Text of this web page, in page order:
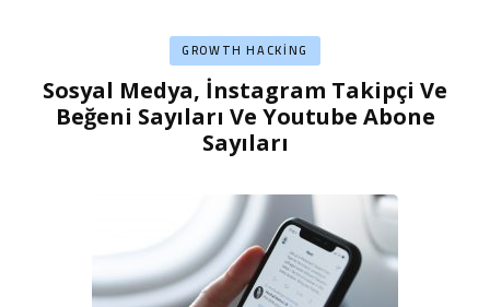
GROWTH HACKING
Sosyal Medya, İnstagram Takipçi Ve
Beğeni Sayıları Ve Youtube Abone
Sayıları